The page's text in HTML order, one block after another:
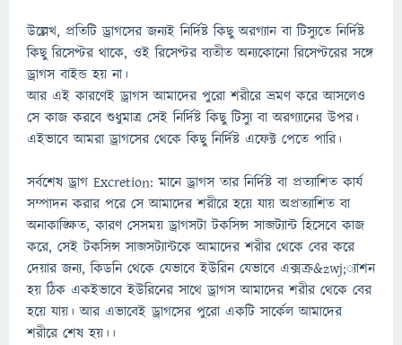
উল্লেখ, প্রতিটি ড্রাগসের জন্যই নির্দিষ্ট কিছু অরগ্যান বা টিস্যুতে নির্দিষ্ট
কিছু রিসেপ্টর থাকে, ওই রিসেপ্টর ব্যতীত অন্যকোনো রিসেপ্টরের সঙ্গে
ড্রাগস বাইন্ড হয় না।
আর এই কারণেই ড্রাগস আমাদের পুরো শরীরে ভ্রমণ করে আসলেও
সে কাজ করবে শুধুমাত্র সেই নির্দিষ্ট কিছু টিস্যু বা অরগ্যানের উপর।
এইভাবে আমরা ড্রাগসের থেকে কিছু নির্দিষ্ট এফেক্ট পেতে পারি।
সর্বশেষ ড্রাগ Excretion: মানে ড্রাগস তার নির্দিষ্ট বা প্রত্যাশিত কার্য
সম্পাদন করার পরে সে আমাদের শরীরে হয়ে যায় অপ্রত্যাশিত বা
অনাকাঙ্ক্ষিত, কারণ সেসময় ড্রাগসটা টকসিন্স সাব্জট্যান্ট হিসেবে কাজ
করে, সেই টকসিন্স সাব্জসট্যান্টকে আমাদের শরীর থেকে বের করে
দেয়ার জন্য, কিডনি থেকে যেভাবে ইউরিন যেভাবে এক্সক্র&zwj;্যাশন
হয় ঠিক একইভাবে ইউরিনের সাথে ড্রাগস আমাদের শরীর থেকে বের
হয়ে যায়। আর এভাবেই ড্রাগসের পুরো একটি সার্কেল আমাদের
শরীরে শেষ হয়।।